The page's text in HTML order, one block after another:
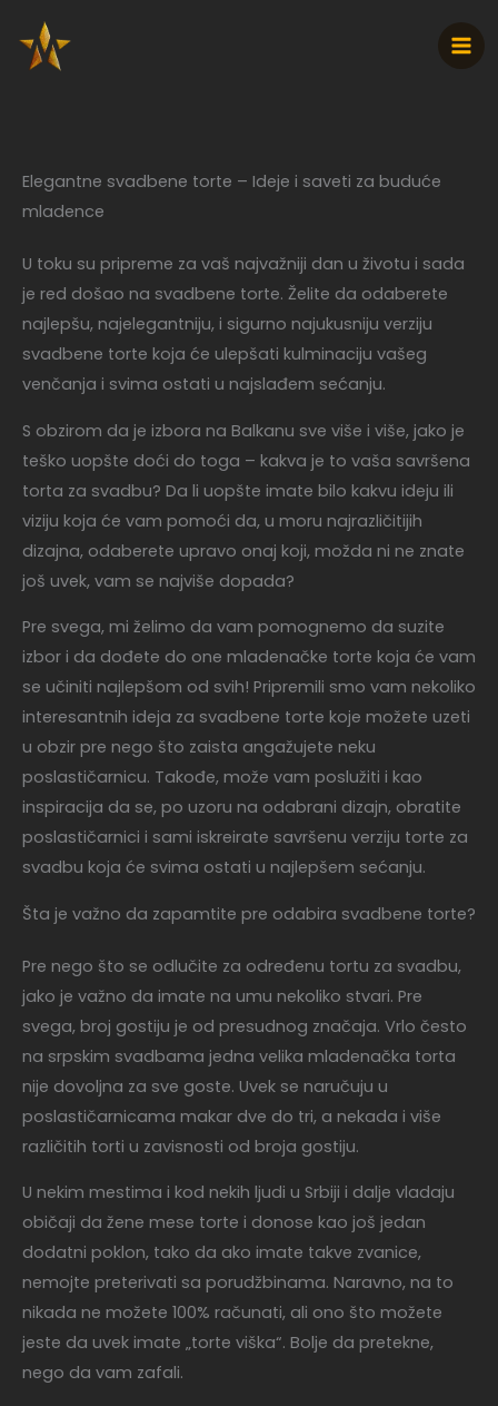
na
sadržaj
Elegantne svadbene torte – Ideje i saveti za buduće
mladence
U toku su pripreme za vaš najvažniji dan u životu i sada
je red došao na svadbene torte. Želite da odaberete
najlepšu, najelegantniju, i sigurno najukusniju verziju
svadbene torte koja će ulepšati kulminaciju vašeg
venčanja i svima ostati u najslađem sećanju.
S obzirom da je izbora na Balkanu sve više i više, jako je
teško uopšte doći do toga – kakva je to vaša savršena
torta za svadbu? Da li uopšte imate bilo kakvu ideju ili
viziju koja će vam pomoći da, u moru najrazličitijih
dizajna, odaberete upravo onaj koji, možda ni ne znate
još uvek, vam se najviše dopada?
Pre svega, mi želimo da vam pomognemo da suzite
izbor i da dođete do one mladenačke torte koja će vam
se učiniti najlepšom od svih! Pripremili smo vam nekoliko
interesantnih ideja za svadbene torte koje možete uzeti
u obzir pre nego što zaista angažujete neku
poslastičarnicu. Takođe, može vam poslužiti i kao
inspiracija da se, po uzoru na odabrani dizajn, obratite
poslastičarnici i sami iskreirate savršenu verziju torte za
svadbu koja će svima ostati u najlepšem sećanju.
Šta je važno da zapamtite pre odabira svadbene torte?
Pre nego što se odlučite za određenu tortu za svadbu,
jako je važno da imate na umu nekoliko stvari. Pre
svega, broj gostiju je od presudnog značaja. Vrlo često
na srpskim svadbama jedna velika mladenačka torta
nije dovoljna za sve goste. Uvek se naručuju u
poslastičarnicama makar dve do tri, a nekada i više
različitih torti u zavisnosti od broja gostiju.
U nekim mestima i kod nekih ljudi u Srbiji i dalje vladaju
običaji da žene mese torte i donose kao još jedan
dodatni poklon, tako da ako imate takve zvanice,
nemojte preterivati sa porudžbinama. Naravno, na to
nikada ne možete 100% računati, ali ono što možete
jeste da uvek imate „torte viška“. Bolje da pretekne,
nego da vam zafali.